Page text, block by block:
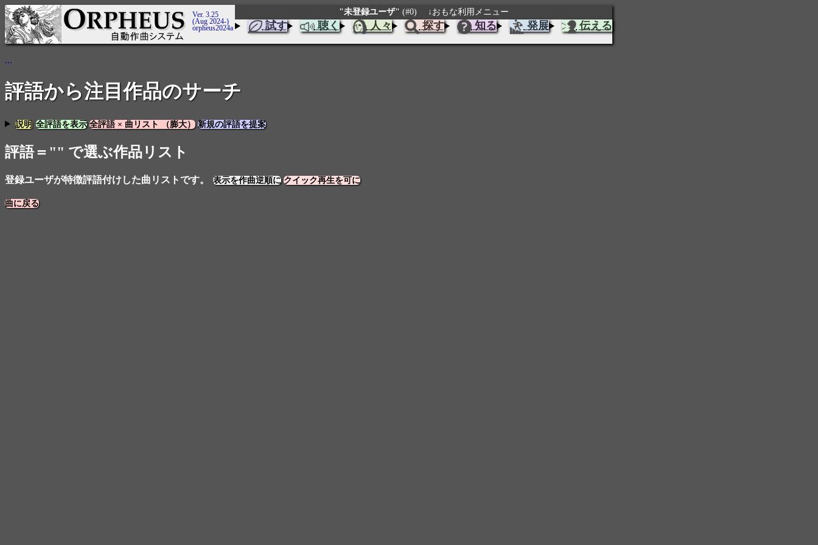
Ver. 3.25
(Aug 2024-)
orpheus2024a
"未登録ユーザ" (#0) ↓おもな利用メニュー
試す 聴く 人々 探す 知る 発展 伝える
...
評語から注目作品のサーチ
説明 全評語を表示 全評語 × 曲リスト （膨大） 新規の評語を提案
評語＝"" で選ぶ作品リスト
登録ユーザが特徴評語付けした曲リストです。 表示を作曲逆順に クイック再生を可に
曲に戻る